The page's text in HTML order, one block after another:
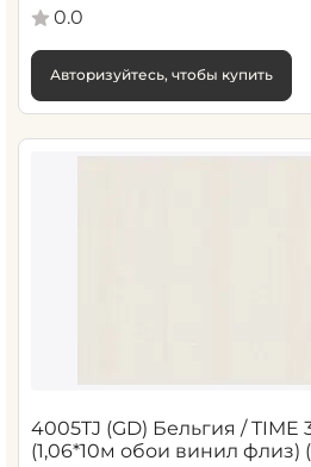
0.0
Авторизуйтесь, чтобы купить
4005TJ (GD) Бельгия /